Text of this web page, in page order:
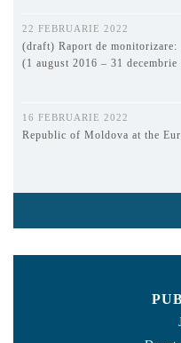
22 FEBRUARIE 2022
(draft) Raport de
(1 august 2016 – 31 decembrie
16 FEBRUARIE 2022
Republic of Moldova at the